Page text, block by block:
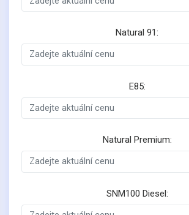
Natural 91:
E85:
Natural Premium:
SNM100 Diesel: